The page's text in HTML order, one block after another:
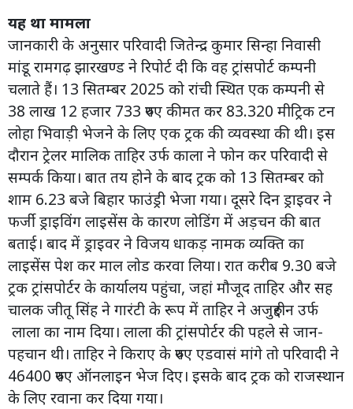
यह था मामला
जानकारी के अनुसार परिवादी जितेन्द्र कुमार सिन्हा निवासी
मांडू रामगढ़ झारखण्ड ने रिपोर्ट दी कि वह ट्रांसपोर्ट कम्पनी
चलाते हैं। 13 सितम्बर 2025 को रांची स्थित एक कम्पनी से
38 लाख 12 हजार 733 रुपए कीमत कर 83.320 मीट्रिक टन
लोहा भिवाड़ी भेजने के लिए एक ट्रक की व्यवस्था की थी। इस
दौरान ट्रेलर मालिक ताहिर उर्फ काला ने फोन कर परिवादी से
सम्पर्क किया। बात तय होने के बाद ट्रक को 13 सितम्बर को
शाम 6.23 बजे बिहार फाउंड्री भेजा गया। दूसरे दिन ड्राइवर ने
फर्जी ड्राइविंग लाइसेंस के कारण लोडिंग में अड़चन की बात
बताई। बाद में ड्राइवर ने विजय धाकड़ नामक व्यक्ति का
लाइसेंस पेश कर माल लोड करवा लिया। रात करीब 9.30 बजे
ट्रक ट्रांसपोर्टर के कार्यालय पहुंचा, जहां मौजूद ताहिर और सह
चालक जीतू सिंह ने गारंटी के रूप में ताहिर ने अजुरुद्दीन उर्फ
लाला का नाम दिया। लाला की ट्रांसपोर्टर की पहले से जान-
पहचान थी। ताहिर ने किराए के रुपए एडवासं मांगे तो परिवादी ने
46400 रुपए ऑनलाइन भेज दिए। इसके बाद ट्रक को राजस्थान
के लिए रवाना कर दिया गया।